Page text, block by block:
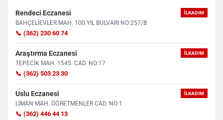
Rendeci Eczanesi İLKADIM
BAHÇELİEVLER MAH. 100.YIL BULVARI NO:257/B
📞 (362) 230 60 74
Araştırma Eczanesi İLKADIM
TEPECİK MAH. 1545. CAD. NO:17
📞 (362) 503 23 30
Uslu Eczanesi İLKADIM
LİMAN MAH. ÖĞRETMENLER CAD. NO:1
📞 (362) 446 44 13